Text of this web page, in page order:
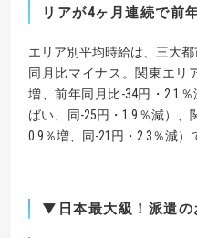
リアが4ヶ月連続で前
エリア別平均時給は、三大
同月比マイナス。関東エリ
増、前年同月比-34円・2.1
ばい、同-25円・1.9％減）、
0.9％増、同-21円・2.3％減）
▼日本最大級！派遣